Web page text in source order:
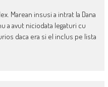
Marean insusi a intrat la Dana
a avut niciodata legaturi cu
daca era si el inclus pe lista